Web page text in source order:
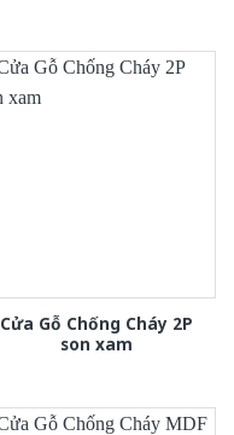
Cửa Gỗ Chống Cháy 2P
son xam